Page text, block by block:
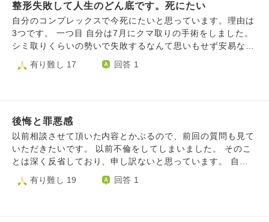
て、何か歩みが止まる感覚があり苦しんでいます。 この罪
意識を手放すことはできるのでしょうか？
整形失敗して人生のどん底です。死にたい
自分のコンプレックスで今死にたいと思っています。理由は
3つです。 一つ目 自分は7月にクマ取りの手術をしました。
シミ取りくらいの勢いで失敗するなんて思いもせず安易な気
持ちでやってしまいました。すると、目の下が窪んだように
なり、老けて見えるようになってしまったのです。完全に失
てしまいます。絶対に変わっているのだから。なんて愚かな
ことをしてしまったのでしょう。 二つ目 若くして薄毛に悩
んでます。将来禿げまっしぐらだと思うと死にたくなりま
す。毎日不安でお風呂に入るのが怖いです。 三つ目 ニキ
が発生し、治りません。 現在彼女がおり、大好きで結婚も
有り難し 17 回答 1
後悔と罪悪感
以前相談させて頂いた内容とかぶるので、前回の質問も見て
いただきたいです。 以前不倫をしてしまいました。 そのこ
とは深く反省しており、申し訳ないと思っています。 自業
自得なのですが、そのことで心が苦しいです。 自分の周り
の家族、友人、同僚などが優しくしてくれたり、その方達の
有り難し 19 回答 1